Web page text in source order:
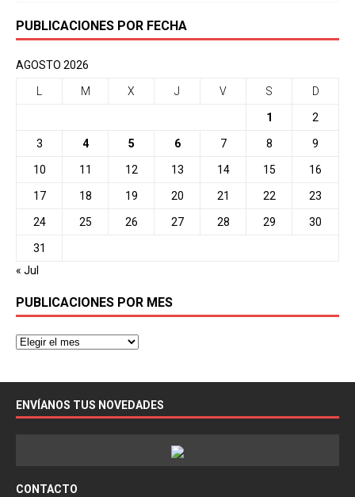
PUBLICACIONES POR FECHA
AGOSTO 2026
L M X J V S D
1 2
3 4 5 6 7 8 9
10 11 12 13 14 15 16
17 18 19 20 21 22 23
24 25 26 27 28 29 30
31
« Jul
PUBLICACIONES POR MES
ENVÍANOS TUS NOVEDADES
CONTACTO